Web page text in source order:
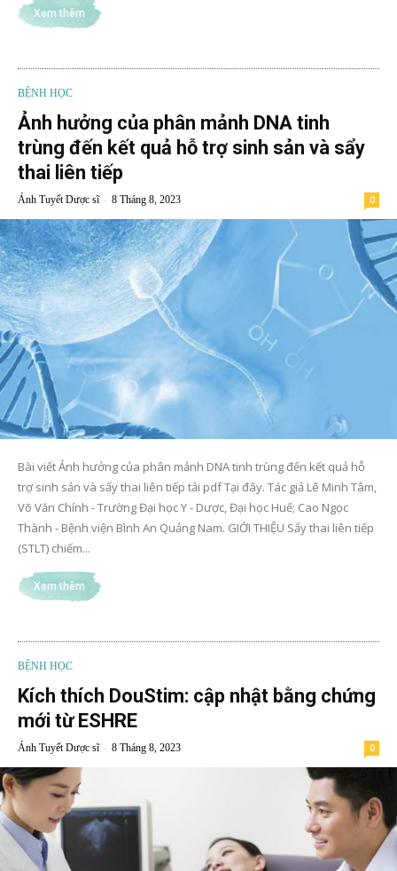
Xem thêm
BỆNH HỌC
Ảnh hưởng của phân mảnh DNA tinh
trùng đến kết quả hỗ trợ sinh sản và sẩy
thai liên tiếp
Ánh Tuyết Dược sĩ - 8 Tháng 8, 2023 0
Bài viết Ảnh hưởng của phân mảnh DNA tinh trùng đến kết quả hỗ
trợ sinh sản và sẩy thai liên tiếp tải pdf Tại đây. Tác giả Lê Minh Tâm,
Võ Văn Chính - Trường Đại học Y - Dược, Đại học Huế; Cao Ngọc
Thành - Bệnh viện Bình An Quảng Nam. GIỚI THIỆU Sẩy thai liên tiếp
(STLT) chiếm...
Xem thêm
BỆNH HỌC
Kích thích DouStim: cập nhật bằng chứng
mới từ ESHRE
Ánh Tuyết Dược sĩ - 8 Tháng 8, 2023 0